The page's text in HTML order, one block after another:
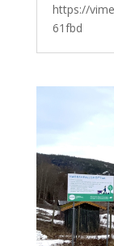
https://
61fbd